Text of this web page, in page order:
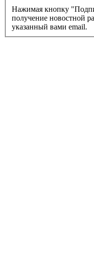
Нажимая кнопку
получение новостной
указанный вами email.